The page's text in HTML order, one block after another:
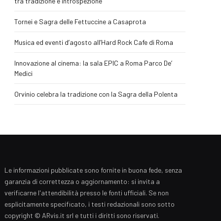
Tornei e Sagra delle Fettuccine a Casaprota
Musica ed eventi d’agosto all’Hard Rock Cafe di Roma
Innovazione al cinema: la sala EPIC a Roma Parco De’
Medici
Orvinio celebra la tradizione con la Sagra della Polenta
Le informazioni pubblicate sono fornite in buona fede, senza
garanzia di correttezza o aggiornamento: si invita a
verificarne l'attendibilità presso le fonti ufficiali. Se non
esplicitamente specificato, i testi redazionali sono sotto
copyright © ARvis.it srl e tutti i diritti sono riservati.